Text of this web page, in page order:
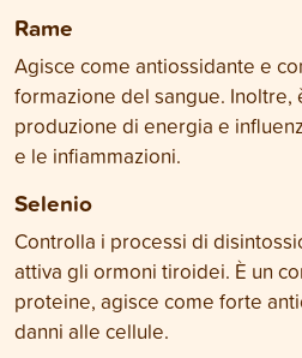
Rame
Agisce come antiossidante e
formazione del sangue. Inoltre,
produzione di energia e
e le infiammazioni.
Selenio
Controlla i processi di
attiva gli ormoni tiroidei. È un
proteine, agisce come forte
danni alle cellule.